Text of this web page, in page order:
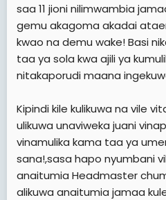
saa 11 jioni nilimwambia
gemu akagoma akadai
kwao na demu wake! Basi
taa ya sola kwa ajili ya
nitakaporudi maana
Kipindi kile kulikuwa na vile
ulikuwa unaviweka juani
vinamulika kama taa ya
sana!,sasa hapo nyumbani
anaitumia Headmaster
alikuwa anaitumia jamaa